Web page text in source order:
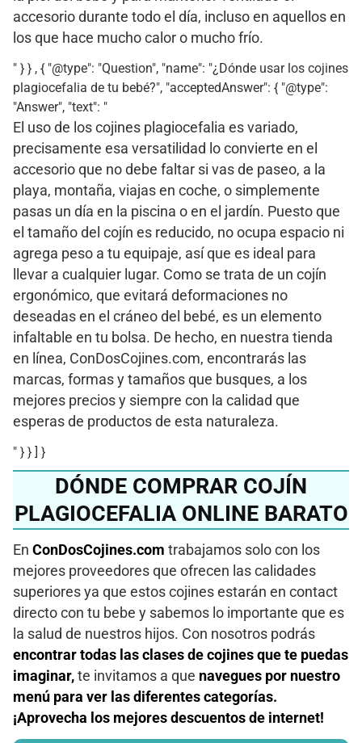
accesorio durante todo el día, incluso en aquellos en
los que hace mucho calor o mucho frío.
" } } , { "@type": "Question", "name": "¿Dónde usar los cojines
plagiocefalia de tu bebé?", "acceptedAnswer": { "@type":
"Answer", "text": "
El uso de los cojines plagiocefalia es variado,
precisamente esa versatilidad lo convierte en el
accesorio que no debe faltar si vas de paseo, a la
playa, montaña, viajas en coche, o simplemente
pasas un día en la piscina o en el jardín. Puesto que
el tamaño del cojín es reducido, no ocupa espacio ni
agrega peso a tu equipaje, así que es ideal para
llevar a cualquier lugar. Como se trata de un cojín
ergonómico, que evitará deformaciones no
deseadas en el cráneo del bebé, es un elemento
infaltable en tu bolsa. De hecho, en nuestra tienda
en línea, ConDosCojines.com, encontrarás las
marcas, formas y tamaños que busques, a los
mejores precios y siempre con la calidad que
esperas de productos de esta naturaleza.
" } } ] }
DÓNDE COMPRAR COJÍN
PLAGIOCEFALIA ONLINE BARATO
En ConDosCojines.com trabajamos solo con los
mejores proveedores que ofrecen las calidades
superiores ya que estos cojines estarán en contact
directo con tu bebe y sabemos lo importante que es
la salud de nuestros hijos. Con nosotros podrás
encontrar todas las clases de cojines que te puedas
imaginar, te invitamos a que navegues por nuestro
menú para ver las diferentes categorías.
¡Aprovecha los mejores descuentos de internet!